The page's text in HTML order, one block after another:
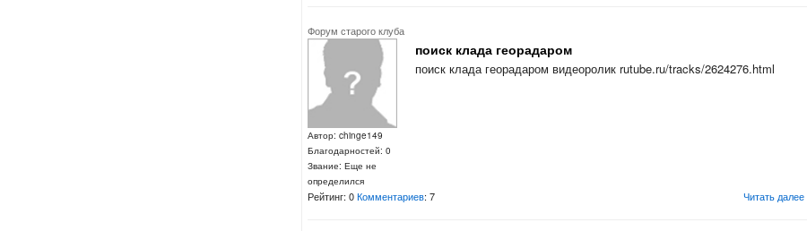
Форум старого клуба
Автор: chinge149
Благодарностей: 0
Звание: Еще не
определился
поиск клада георадаром
поиск клада георадаром видеоролик rutube.ru/tracks/2624276.html
Рейтинг: 0Комментариев: 7 Читать далее